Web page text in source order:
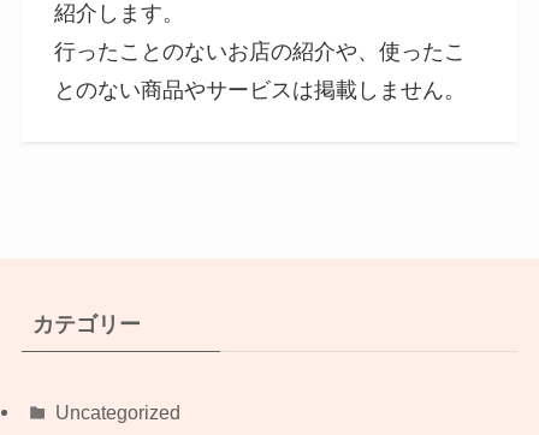
紹介します。
行ったことのないお店の紹介や、使ったこ
とのない商品やサービスは掲載しません。
カテゴリー
Uncategorized